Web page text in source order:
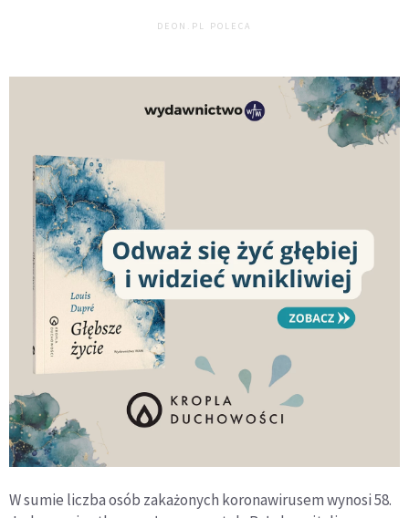
DEON.PL POLECA
W sumie liczba osób zakażonych koronawirusem wynosi 58.